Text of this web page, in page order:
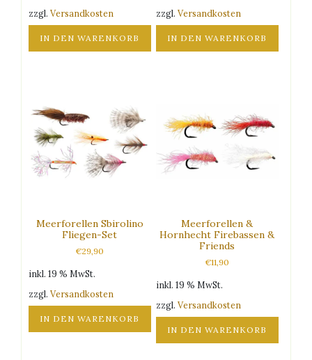
zzgl. Versandkosten
IN DEN WARENKORB
zzgl.Versandkosten
IN DEN WARENKORB
Meerforellen Sbirolino
Fliegen-Set
€29,90
inkl. 19 % MwSt.
zzgl. Versandkosten
IN DEN WARENKORB
Meerforellen &
Hornhecht Firebassen &
Friends
€11,90
inkl. 19 % MwSt.
zzgl.Versandkosten
IN DEN WARENKORB